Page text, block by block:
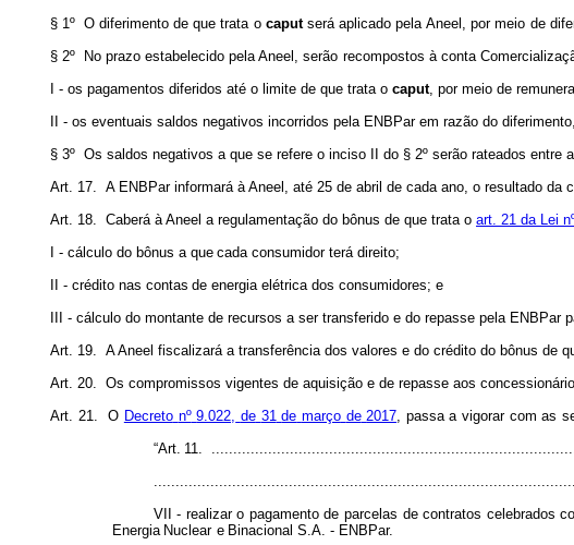
§ 1º O diferimento de que trata o caput será aplicado pela Aneel, por meio de
§ 2º No prazo estabelecido pela Aneel, serão recompostos à conta
I - os pagamentos diferidos até o limite de que trata o caput, por meio de
II - os eventuais saldos negativos incorridos pela ENBPar em razão do diferimento,
§ 3º Os saldos negativos a que se refere o inciso II do § 2º serão rateados entre
Art. 17. A ENBPar informará à Aneel, até 25 de abril de cada ano, o resultado da
Art. 18. Caberá à Aneel a regulamentação do bônus de que trata o art. 21 da Lei
I - cálculo do bônus a que cada consumidor terá direito;
II - crédito nas contas de energia elétrica dos consumidores; e
III - cálculo do montante de recursos a ser transferido e do repasse pela ENBPar
Art. 19. A Aneel fiscalizará a transferência dos valores e do crédito do bônus de
Art. 20. Os compromissos vigentes de aquisição e de repasse aos
Art. 21. O Decreto nº 9.022, de 31 de março de 2017, passa a vigorar com as
“Art. 11.
VII - realizar o pagamento de parcelas de contratos celebrados
Energia Nuclear e Binacional S.A. - ENBPar.